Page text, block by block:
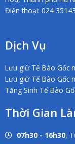
Điện thoại: 024
Dịch Vụ
Lưu giữ Tế Bào Gốc
Lưu giữ Tế Bào Gốc
Tăng Sinh Tế Bào
Thời Gian
07h30 - 16h30,